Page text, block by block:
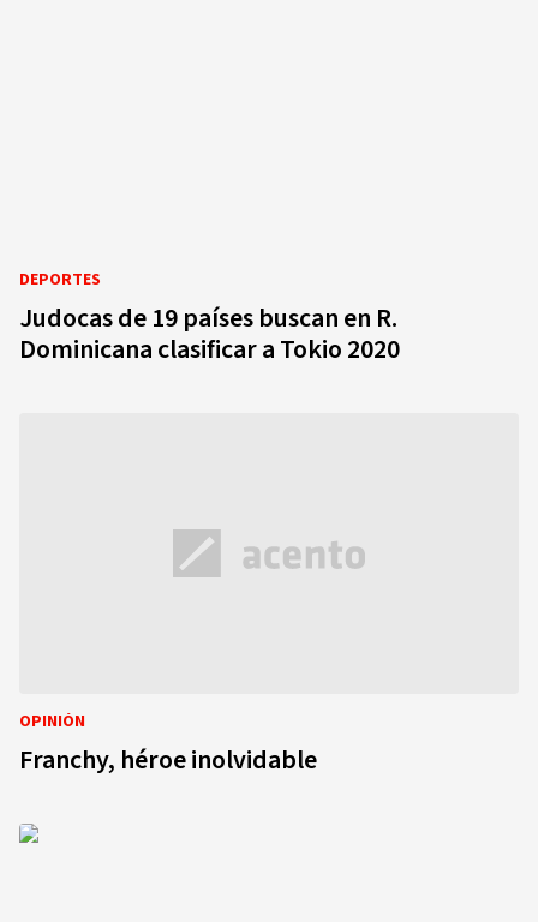
DEPORTES
Judocas de 19 países buscan en R.
Dominicana clasificar a Tokio 2020
OPINIÓN
Franchy, héroe inolvidable